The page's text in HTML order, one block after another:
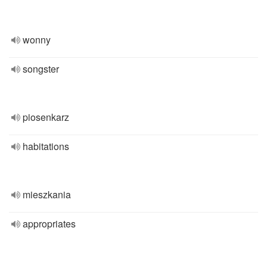
wonny
songster
piosenkarz
habitations
mieszkania
appropriates